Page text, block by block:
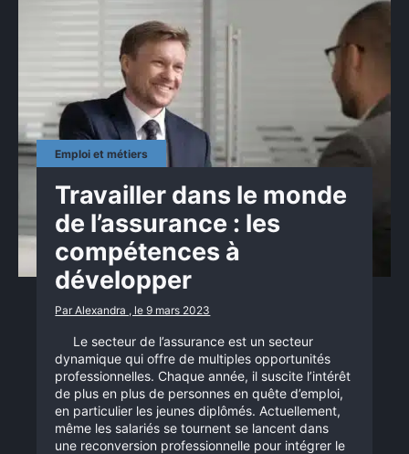
Emploi et métiers
Travailler dans le monde
de l’assurance : les
compétences à
développer
Par Alexandra , le 9 mars 2023
Le secteur de l’assurance est un secteur
dynamique qui offre de multiples opportunités
professionnelles. Chaque année, il suscite l’intérêt
de plus en plus de personnes en quête d’emploi,
en particulier les jeunes diplômés. Actuellement,
même les salariés se tournent se lancent dans
une reconversion professionnelle pour intégrer le